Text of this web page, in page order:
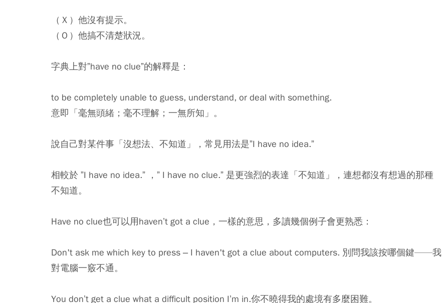
（Ｘ）他沒有提示。
（Ｏ）他搞不清楚狀況。
字典上對”have no clue”的解釋是：
to be completely unable to guess, understand, or deal with something.
意即「毫無頭緒；毫不理解；一無所知」。
說自己對某件事「沒想法、不知道」，常見用法是”I have no idea.”
相較於 ”I have no idea.” ，” I have no clue.” 是更強烈的表達「不知道」，連想都沒有想過的那種
不知道。
Have no clue也可以用haven’t got a clue，一樣的意思，多讀幾個例子會更熟悉：
Don't ask me which key to press – I haven't got a clue about computers. 別問我該按哪個鍵——我
對電腦一竅不通。
You don’t get a clue what a difficult position I’m in.你不曉得我的處境有多麼困難。